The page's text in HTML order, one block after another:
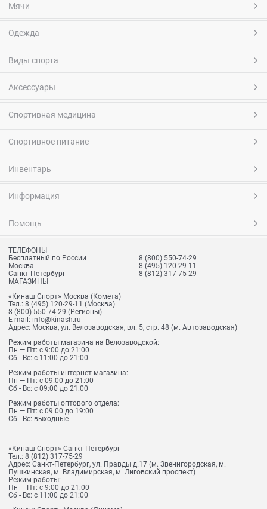
Мячи
Одежда
Виды спорта
Аксессуары
Спортивная медицина
Спортивное питание
Инвентарь
Информация
Помощь
ТЕЛЕФОНЫ
Бесплатный по России
8 (800) 550-74-29
Москва
8 (495) 120-29-11
Санкт-Петербург
8 (812) 317-75-29
МАГАЗИНЫ
«Кинаш Спорт» Москва (Комета)
Тел.: 8 (495) 120-29-11 (Москва)
8 (800) 550-74-29 (Регионы)
E-mail: info@kinash.ru
Адрес: Москва, ул. Велозаводская, вл. 5, стр. 48 (м. Автозаводская)
Режим работы магазина на Велозаводской:
Пн — Пт: с 9:00 до 21:00
Сб - Вс: с 11:00 до 21:00
Режим работы интернет-магазина:
Пн — Пт: с 09.00 до 21:00
Сб - Вс: с 09:00 до 21:00
Режим работы оптового отдела:
Пн — Пт: с 09.00 до 19:00
Сб - Вс: выходные
«Кинаш Спорт» Санкт-Петербург
Тел.: 8 (812) 317-75-29
Адрес: Санкт-Петербург, ул. Правды д.17 (м. Звенигородская, м.
Пушкинская, м. Владимирская, м. Лиговский проспект)
Режим работы:
Пн — Пт: с 9:00 до 21:00
Сб - Вс: с 11:00 до 21:00